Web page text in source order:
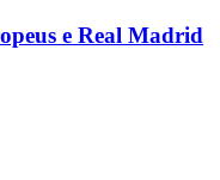
e Real Madrid